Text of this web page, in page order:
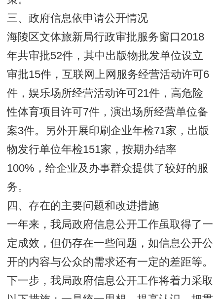
三、政府信息依申请公开情况
海陵区文体旅新局行政审批服务窗口2018
年共审批52件，其中出版物批发单位设立
审批15件，互联网上网服务经营活动许可6
件，娱乐场所经营活动许可21件，高危险
性体育项目许可7件，演出场所经营单位备
案3件。另外开展印刷企业年检71家，出版
物发行单位年检151家，按期办结率
100%，给企业及办事群众提供了较好的服
务。
四、存在的主要问题和改进措施
一年来，我局政府信息公开工作虽取得了一
定成效，但仍存在一些问题，如信息公开公
开的内容与公众的需求还有一定的差距等。
下一步，我局政府信息公开工作将着力采取